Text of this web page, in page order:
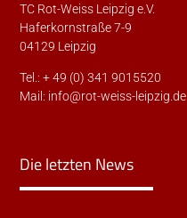
TC Rot-Weiss Leipzig e.V.
Haferkornstraße 7-9
04129 Leipzig
Tel.: + 49 (0) 341 9015520
Mail: info@rot-weiss-leipzig.de
Die letzten News